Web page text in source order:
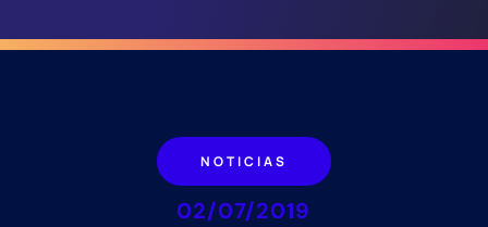
NOTICIAS
02/07/2019